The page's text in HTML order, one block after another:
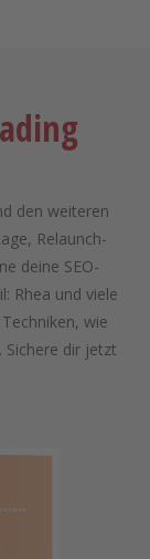
den weiteren
Relaunch-
deine SEO-
Rhea und viele
wie
Sichere dir jetzt